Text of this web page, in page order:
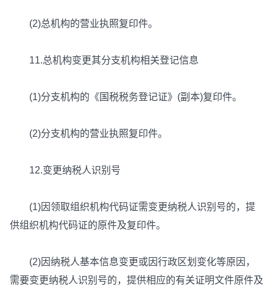
(2)总机构的营业执照复印件。
11.总机构变更其分支机构相关登记信息
(1)分支机构的《国税税务登记证》(副本)复印件。
(2)分支机构的营业执照复印件。
12.变更纳税人识别号
(1)因领取组织机构代码证需变更纳税人识别号的，提
供组织机构代码证的原件及复印件。
(2)因纳税人基本信息变更或因行政区划变化等原因，
需要变更纳税人识别号的，提供相应的有关证明文件原件及